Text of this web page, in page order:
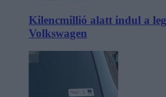
Kilencmillió alatt indul a
Volkswagen